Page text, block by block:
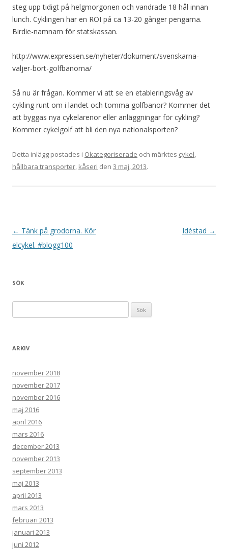
steg upp tidigt på helgmorgonen och vandrade 18 hål innan
lunch. Cyklingen har en ROI på ca 13-20 gånger pengarna.
Birdie-namnam för statskassan.
http://www.expressen.se/nyheter/dokument/svenskarna-
valjer-bort-golfbanorna/
Så nu är frågan. Kommer vi att se en etableringsvåg av
cykling runt om i landet och tomma golfbanor? Kommer det
att byggas nya cykelarenor eller anläggningar för cykling?
Kommer cykelgolf att bli den nya nationalsporten?
Detta inlägg postades i Okategoriserade och märktes cykel,
hållbara transporter, kåseri den 3 maj, 2013.
Inläggsnavigering
← Tänk på grodorna. Kör
elcykel. #blogg100
Idéstad →
SÖK
ARKIV
november 2018
november 2017
november 2016
maj 2016
april 2016
mars 2016
december 2013
november 2013
september 2013
maj 2013
april 2013
mars 2013
februari 2013
januari 2013
juni 2012